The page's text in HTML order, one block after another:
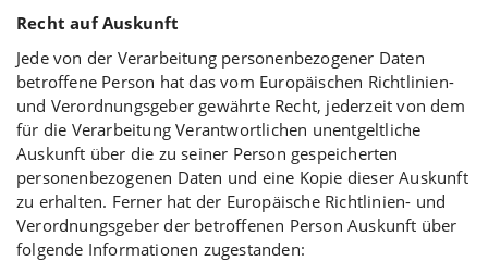
Recht auf Auskunft
Jede von der Verarbeitung personenbezogener Daten
betroffene Person hat das vom Europäischen Richtlinien-
und Verordnungsgeber gewährte Recht, jederzeit von dem
für die Verarbeitung Verantwortlichen unentgeltliche
Auskunft über die zu seiner Person gespeicherten
personenbezogenen Daten und eine Kopie dieser Auskunft
zu erhalten. Ferner hat der Europäische Richtlinien- und
Verordnungsgeber der betroffenen Person Auskunft über
folgende Informationen zugestanden: